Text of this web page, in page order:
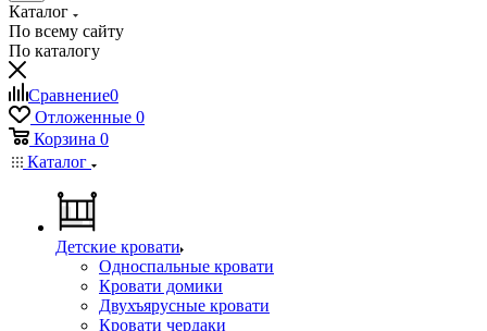
Каталог
По всему сайту
По каталогу
Сравнение0
Отложенные 0
Корзина 0
Каталог
Детские кровати
Односпальные кровати
Кровати домики
Двухъярусные кровати
Кровати чердаки